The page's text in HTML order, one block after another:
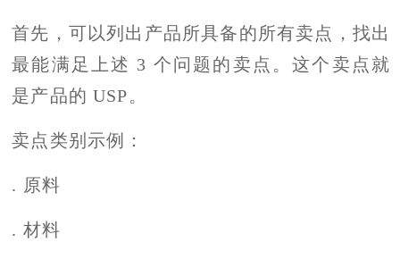
首先，可以列出产品所具备的所有卖点，找出
最能满足上述 3 个问题的卖点。这个卖点就
是产品的 USP。
卖点类别示例：
. 原料
. 材料